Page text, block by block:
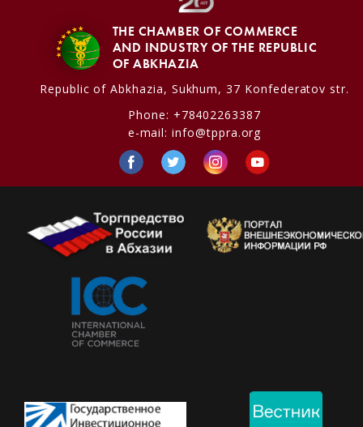
THE CHAMBER OF COMMERCE
AND INDUSTRY OF THE REPUBLIC
OF ABKHAZIA
Republic of Abkhazia, Sukhum, 37 Konfederatov str.
Phone: +78402263387
e-mail:info@tppra.org